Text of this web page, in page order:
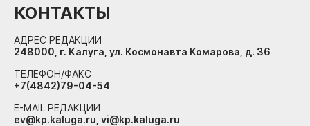
КОНТАКТЫ
АДРЕС РЕДАКЦИИ
248000, г. Калуга, ул. Космонавта Комарова, д. 36
ТЕЛЕФОН/ФАКС
+7(4842)79-04-54
E-MAIL РЕДАКЦИИ
ev@kp.kaluga.ru, vi@kp.kaluga.ru